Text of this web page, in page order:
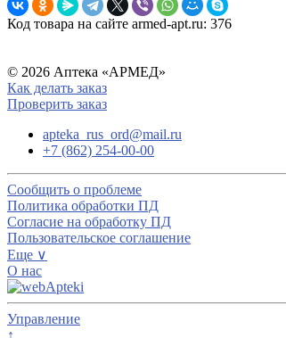
Код товара на сайте armed-apt.ru: 376
© 2026 Аптека «АРМЕД»
Как делать заказ
Проверить заказ
apteka_rus_ord@mail.ru
+7 (862) 254-00-00
Сообщить о проблеме
Политика обработки ПД
Согласие на обработку ПД
Пользовательское соглашение
Еще ∨
О нас
Управление